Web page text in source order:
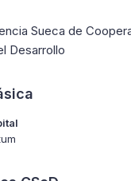
Sueca de
Desarrollo